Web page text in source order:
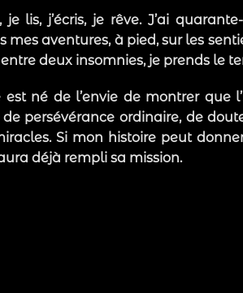
je lis, j’écris, je rêve. J’ai
mes aventures, à pied, sur les
deux insomnies, je prends le
est né de l’envie de montrer que
de persévérance ordinaire, de
Si mon histoire peut
déjà rempli sa mission.